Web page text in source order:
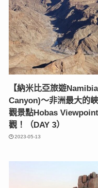
【納米比亞旅遊
Canyon)～非洲最大的
觀景點Hobas
觀！（DAY 3）
2023-05-13